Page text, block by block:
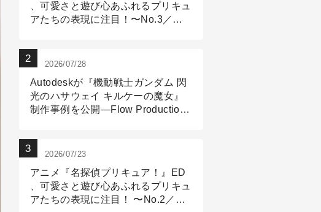
、可愛さと遊び心あふれるプリキュ
アたちの表現に注目！〜No.3／ア
2026/07/28
Autodeskが『機動戦士ガンダム 閃
光のハサウェイ キルケーの魔女』
制作事例を公開―Flow Production
2026/07/23
アニメ『名探偵プリキュア！』ED
、可愛さと遊び心あふれるプリキュ
アたちの表現に注目！ 〜No.2／モ